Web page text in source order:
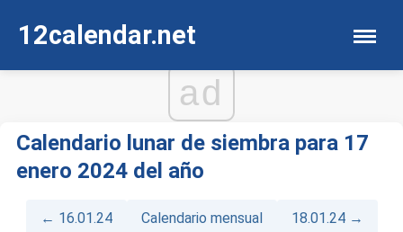
12calendar.net
ad
Calendario lunar de siembra para 17
enero 2024 del año
← 16.01.24 Calendario mensual 18.01.24 →